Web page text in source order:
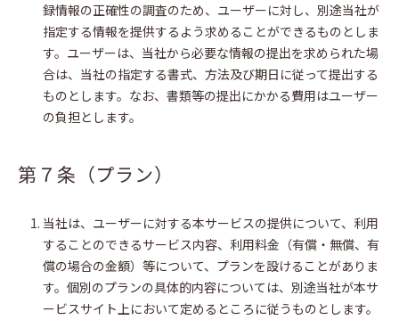
録情報の正確性の調査のため、ユーザーに対し、別途当社が
指定する情報を提供するよう求めることができるものとしま
す。ユーザーは、当社から必要な情報の提出を求められた場
合は、当社の指定する書式、方法及び期日に従って提出する
ものとします。なお、書類等の提出にかかる費用はユーザー
の負担とします。
第７条（プラン）
当社は、ユーザーに対する本サービスの提供について、利用
することのできるサービス内容、利用料金（有償・無償、有
償の場合の金額）等について、プランを設けることがありま
す。個別のプランの具体的内容については、別途当社が本サ
ービスサイト上において定めるところに従うものとします。